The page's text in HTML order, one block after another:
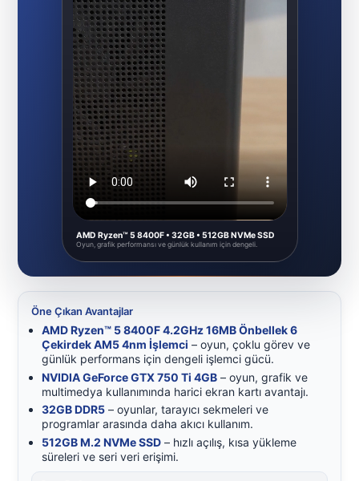
AMD Ryzen™ 5 8400F • 32GB • 512GB NVMe SSD
Oyun, grafik performansı ve günlük kullanım için dengeli.
Öne Çıkan Avantajlar
AMD Ryzen™ 5 8400F 4.2GHz 16MB Önbellek 6
Çekirdek AM5 4nm İşlemci – oyun, çoklu görev ve
günlük performans için dengeli işlemci gücü.
NVIDIA GeForce GTX 750 Ti 4GB – oyun, grafik ve
multimedya kullanımında harici ekran kartı avantajı.
32GB DDR5 – oyunlar, tarayıcı sekmeleri ve
programlar arasında daha akıcı kullanım.
512GB M.2 NVMe SSD – hızlı açılış, kısa yükleme
süreleri ve seri veri erişimi.